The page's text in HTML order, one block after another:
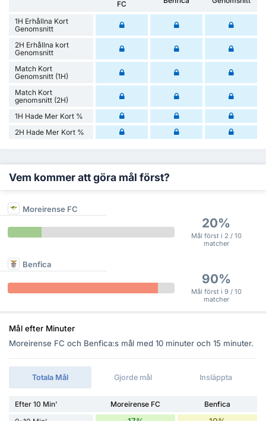
FC
1H Erhållna Kort
Genomsnitt
2H Erhållna kort
Genomsnitt
Match Kort
Genomsnitt (1H)
Match Kort
genomsnitt (2H)
1H Hade Mer Kort %
2H Hade Mer Kort %
Vem kommer att göra mål först?
Moreirense FC
20%
Mål först i 2 / 10
matcher
Benfica
90%
Mål först i 9 / 10
matcher
Mål efter Minuter
Moreirense FC och Benfica:s mål med 10 minuter och 15 minuter.
Totala Mål Gjorde mål Insläppta
Efter 10 Min' Moreirense FC
Benfica